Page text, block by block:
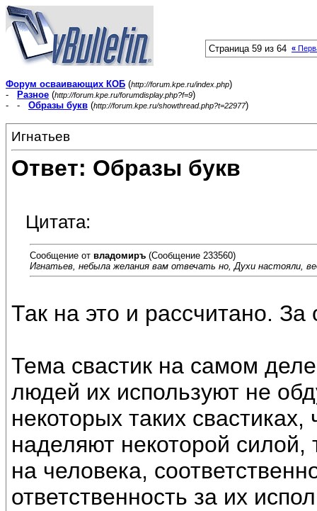
Страница 59 из 64 «
Форум осваивающих КОБ (http://forum.kpe.ru/index.php)
-
Разное (http://forum.kpe.ru/forumdisplay.php?f=9)
- - Образы букв (http://forum.kpe.ru/showthread.php?t=22977)
Игнатьев
Ответ: Образы букв
Цитата:
Сообщение от владомиръ (Сообщение 233560)
Игнатьев, небыла желания вам отвечать но, Духи настояли,
Так на это и рассчитано. За
Тема свастик на самом
людей их используют не
некоторых таких
наделяют некоторой
на человека,
ответственность за их